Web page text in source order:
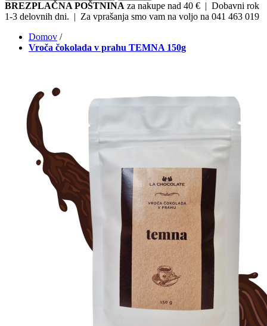
BREZPLAČNA POŠTNINA za nakupe nad 40 € | Dobavni rok
1-3 delovnih dni. | Za vprašanja smo vam na voljo na 041 463 019
Domov /
Vroča čokolada v prahu TEMNA 150g